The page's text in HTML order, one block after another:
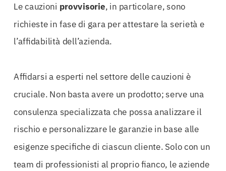
Le cauzioni provvisorie, in particolare, sono
richieste in fase di gara per attestare la serietà e
l’affidabilità dell’azienda.
Affidarsi a esperti nel settore delle cauzioni è
cruciale. Non basta avere un prodotto; serve una
consulenza specializzata che possa analizzare il
rischio e personalizzare le garanzie in base alle
esigenze specifiche di ciascun cliente. Solo con un
team di professionisti al proprio fianco, le aziende